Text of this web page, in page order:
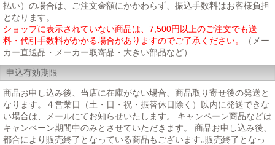
払い）の場合は、ご注文金額にかかわらず、振込手数料はお客様負担
となります。
ショップに表示されていない商品は、7,500円以上のご注文でも送
料・代引手数料がかかる場合がありますのでご了承ください。
（メー
カー直送品・メーカー取寄品・大きい部品など）
申込有効期限
商品お申し込み後、当店に在庫がない場合、商品取り寄せ後の発送と
なります。４営業日（土・日・祝・振替休日除く）以内に発送できな
い場合は、メールにてお知らせいたします。 キャンペーン商品などは
キャンペーン期間中のみとさせていただきます。 商品お申し込み後、
都合により販売終了となっている商品もございます｡販売終了となっ